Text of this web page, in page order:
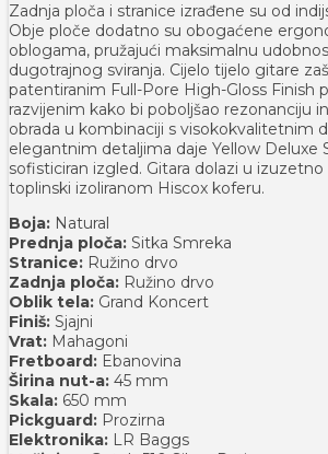
Zadnja ploča i stranice izrađene su od
Obje ploče dodatno su obogaćene
oblogama, pružajući maksimalnu
dugotrajnog sviranja. Cijelo tijelo gitare
patentiranim Full-Pore High-Gloss Finish
razvijenim kako bi poboljšao rezonanciju
obrada u kombinaciji s visokokvalitetnim
elegantnim detaljima daje Yellow Deluxe
sofisticiran izgled. Gitara dolazi u izuzetno
toplinski izoliranom Hiscox koferu.
Boja: Natural
Prednja ploča: Sitka Smreka
Stranice: Ružino drvo
Zadnja ploča: Ružino drvo
Oblik tela: Grand Koncert
Finiš: Sjajni
Vrat: Mahagoni
Fretboard: Ebanovina
Širina nut-a: 45 mm
Skala: 650 mm
Pickguard: Prozirna
Elektronika: LR Baggs